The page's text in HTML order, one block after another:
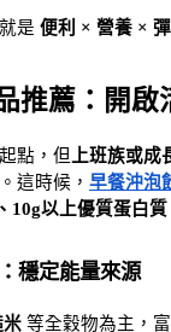
是 便利 × 營養 ×
推薦：開啟
點，但 上班族或
這時候， 早餐沖泡
10g以上優質蛋白
穩定能量來源
米 等全穀物為主，